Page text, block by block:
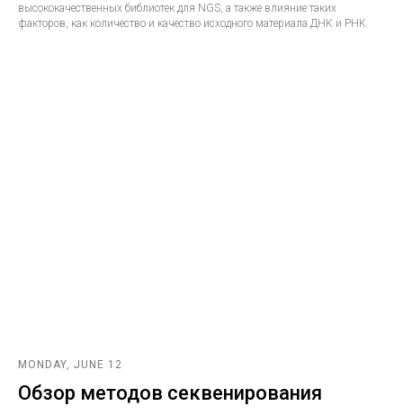
высококачественных библиотек для NGS, а также влияние таких
факторов, как количество и качество исходного материала ДНК и РНК.
MONDAY, JUNE 12
Обзор методов секвенирования